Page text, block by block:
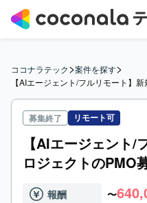
ココナラテック>案件を探す>
【AIエージェント/フルリモート】
募集終了 リモート可
【AIエージェント/
ロジェクトのPMO
報酬 〜